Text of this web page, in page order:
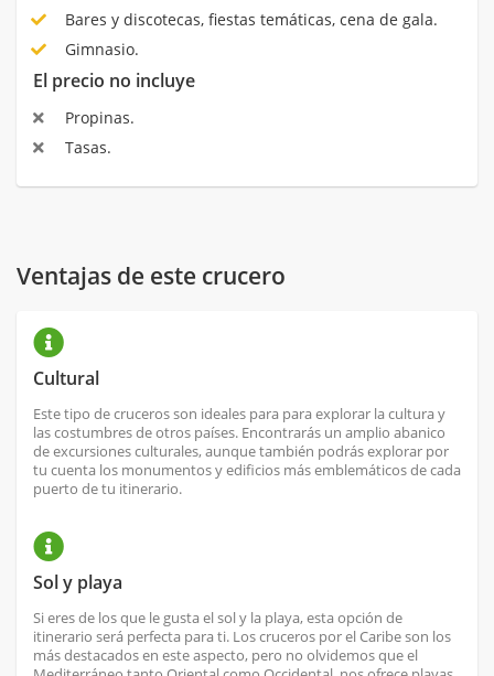
Bares y discotecas, fiestas temáticas, cena de gala.
Gimnasio.
El precio no incluye
Propinas.
Tasas.
Ventajas de este crucero
Cultural
Este tipo de cruceros son ideales para para explorar la cultura y
las costumbres de otros países. Encontrarás un amplio abanico
de excursiones culturales, aunque también podrás explorar por
tu cuenta los monumentos y edificios más emblemáticos de cada
puerto de tu itinerario.
Sol y playa
Si eres de los que le gusta el sol y la playa, esta opción de
itinerario será perfecta para ti. Los cruceros por el Caribe son los
más destacados en este aspecto, pero no olvidemos que el